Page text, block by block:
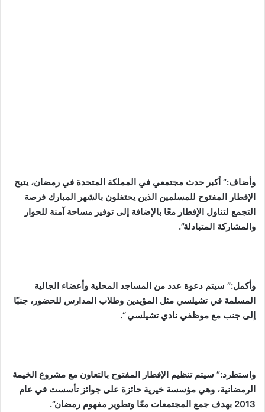
وأضاف:” أكبر حدث مجتمعي في المملكة المتحدة في رمضان، يتيح
الإفطار المفتوح للمسلمين الذين يحتفلون بالشهر المبارك فرصة
التجمع لتناول الإفطار معًا بالإضافة إلى توفير مساحة آمنة للحوار
والمشاركة المتبادلة”.
وأكمل:” سيتم دعوة عدد من المساجد المحلية وأعضاء الجالية
المسلمة في تشيلسي مثل المؤيدين وطلاب المدارس للحضور، جنبًا
إلى جنب مع موظفي نادي تشيلسي “.
واستطرد:” سيتم تنظيم الإفطار المفتوح بالتعاون مع مشروع الخيمة
الرمضانية، وهي مؤسسة خيرية حائزة على جوائز تأسست في عام
2013 بهدف جمع المجتمعات معًا وتطوير مفهوم رمضان”.